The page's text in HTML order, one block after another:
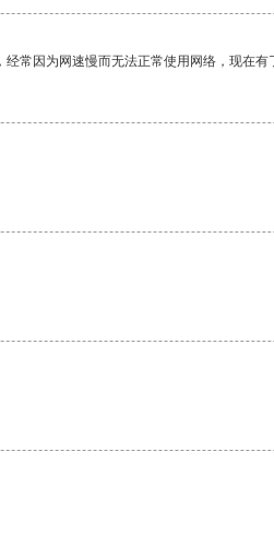
常因为网速慢而无法正常使用网络，现在有